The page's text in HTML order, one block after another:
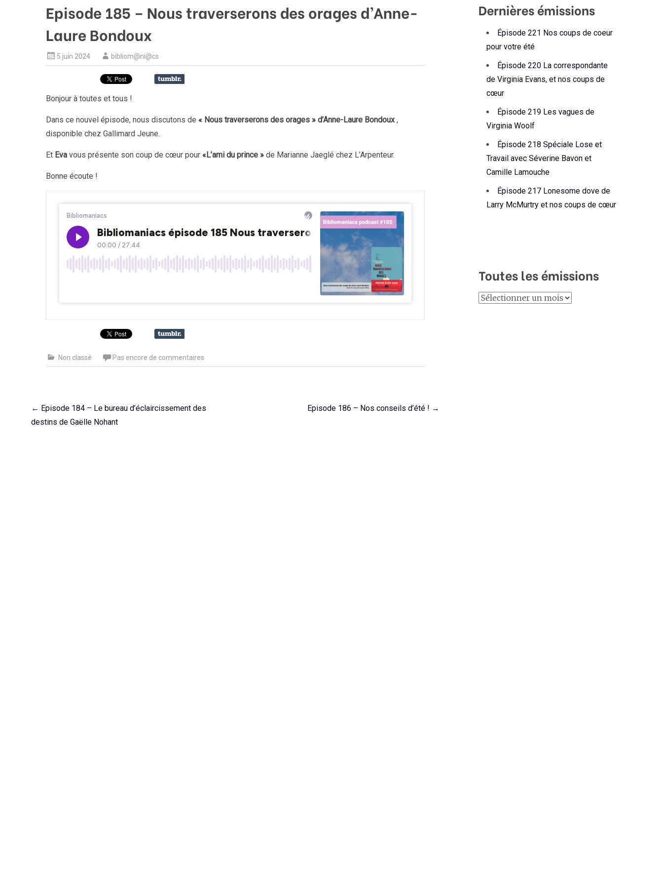
Episode 185 – Nous traverserons des orages d’Anne-
Laure Bondoux
5 juin 2024 bibliom@ni@cs
Bonjour à toutes et tous !
Dans ce nouvel épisode, nous discutons de « Nous traverserons des orages » d’Anne-Laure Bondoux,
disponible chez Gallimard Jeune.
Et Eva vous présente son coup de cœur pour «L’ami du prince » de Marianne Jaeglé chez L’Arpenteur.
Bonne écoute !
Non classé Pas encore de commentaires
Navigation
de
← Episode 184 – Le bureau d’éclaircissement des
destins de Gaëlle Nohant
Episode 186 – Nos conseils d’été ! →
Dernières émissions
Épisode 221 Nos coups de coeur
pour votre été
Épisode 220 La correspondante
de Virginia Evans, et nos coups de
cœur
Épisode 219 Les vagues de
Virginia Woolf
Épisode 218 Spéciale Lose et
Travail avec Séverine Bavon et
Camille Lamouche
Épisode 217 Lonesome dove de
Larry McMurtry et nos coups de cœur
Toutes les émissions
Toutes